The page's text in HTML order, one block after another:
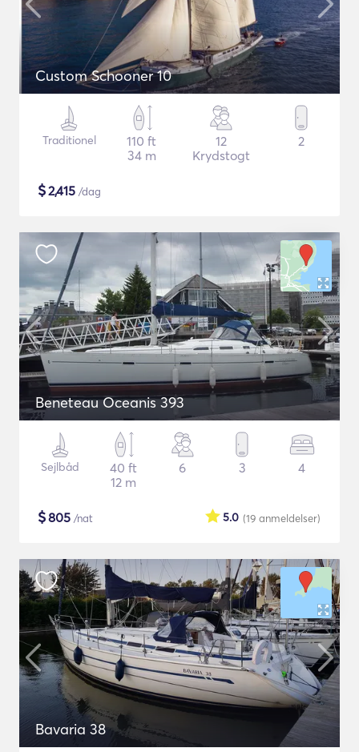
Custom Schooner 10
Traditionel
110 ft
34 m
12
Krydstogt
2
$2,415 /dag
Beneteau Oceanis 393
Sejlbåd
40 ft
12 m
6 3 4
$805 /nat (19 anmeldelser)
5.0
Bavaria 38